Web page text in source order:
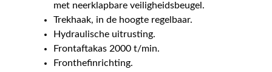
met neerklapbare veiligheidsbeugel.
Trekhaak, in de hoogte regelbaar.
Hydraulische uitrusting.
Frontaftakas 2000 t/min.
Fronthefinrichting.